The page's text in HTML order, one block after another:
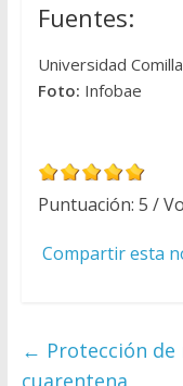
Fuentes:
Universidad
Foto: Infobae
Puntuación: 5 /
Compartir esta
← Protección de
cuarentena